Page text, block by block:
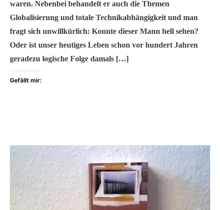
waren. Nebenbei behandelt er auch die Themen
Globalisierung und totale Technikabhängigkeit und man
fragt sich unwillkürlich: Konnte dieser Mann hell sehen?
Oder ist unser heutiges Leben schon vor hundert Jahren
geradezu logische Folge damals […]
Gefällt mir: